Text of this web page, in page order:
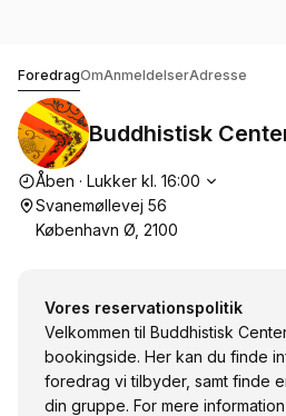
ForedragOmAnmeldelserAdresse
Buddhistisk
Åbningstider
Åben · Lukker kl. 16:00
Svanemøllevej 56
København Ø, 2100
Vores reservationspolitik
Velkommen til Buddhistisk
bookingside. Her kan du finde
foredrag vi tilbyder, samt finde
din gruppe. For mere